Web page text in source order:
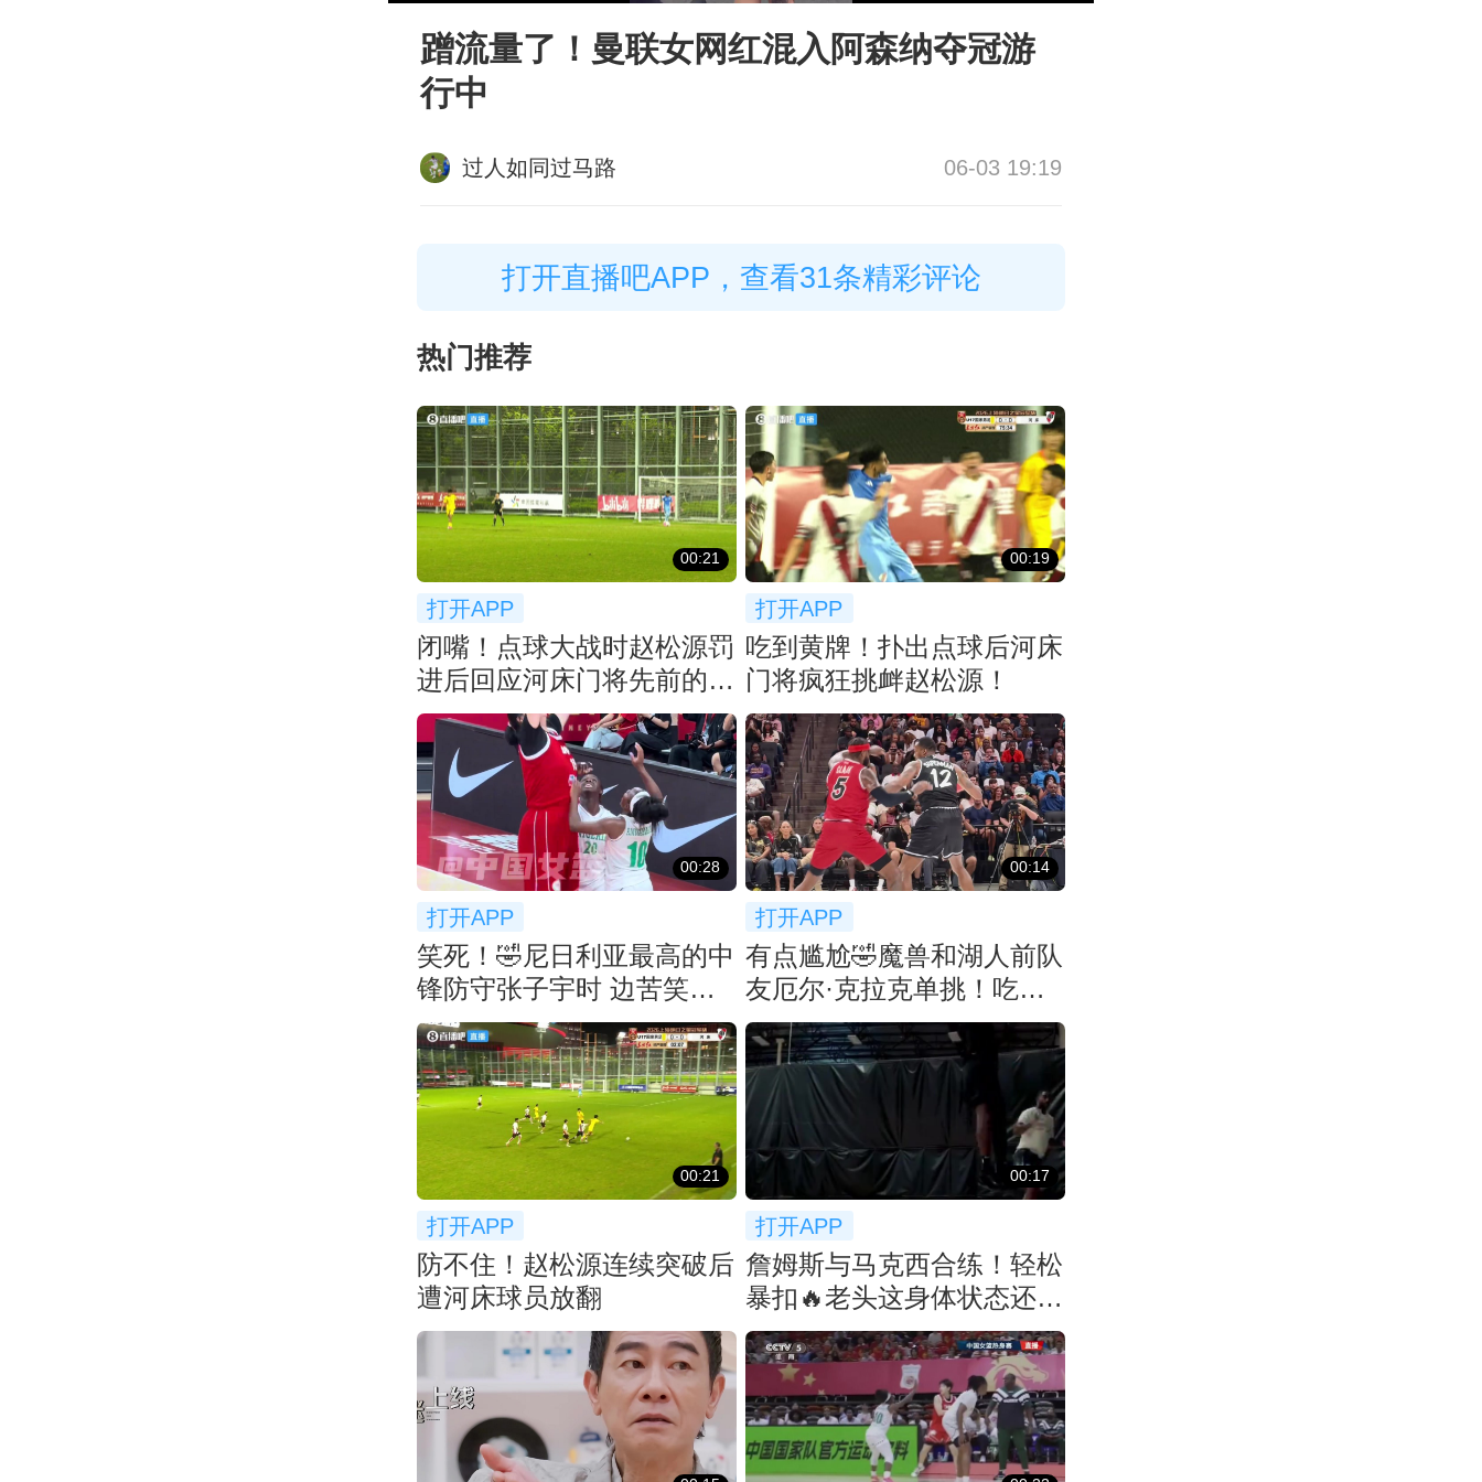
蹭流量了！曼联女网红混入阿森纳夺冠游
行中
过人如同过马路 06-03 19:19
打开直播吧APP，查看31条精彩评论
热门推荐
00:21
打开APP
闭嘴！点球大战时赵松源罚
进后回应河床门将先前的挑
衅
00:19
打开APP
吃到黄牌！扑出点球后河床
门将疯狂挑衅赵松源！
00:28
打开APP
笑死！🤣尼日利亚最高的中
锋防守张子宇时 边苦笑边
弃防
00:14
打开APP
有点尴尬🤣魔兽和湖人前队
友厄尔·克拉克单挑！吃了
个大帽！
00:21
打开APP
防不住！赵松源连续突破后
遭河床球员放翻
00:17
打开APP
詹姆斯与马克西合练！轻松
暴扣🔥老头这身体状态还能
打好久吧！